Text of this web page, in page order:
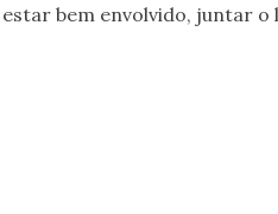
bem envolvido, juntar